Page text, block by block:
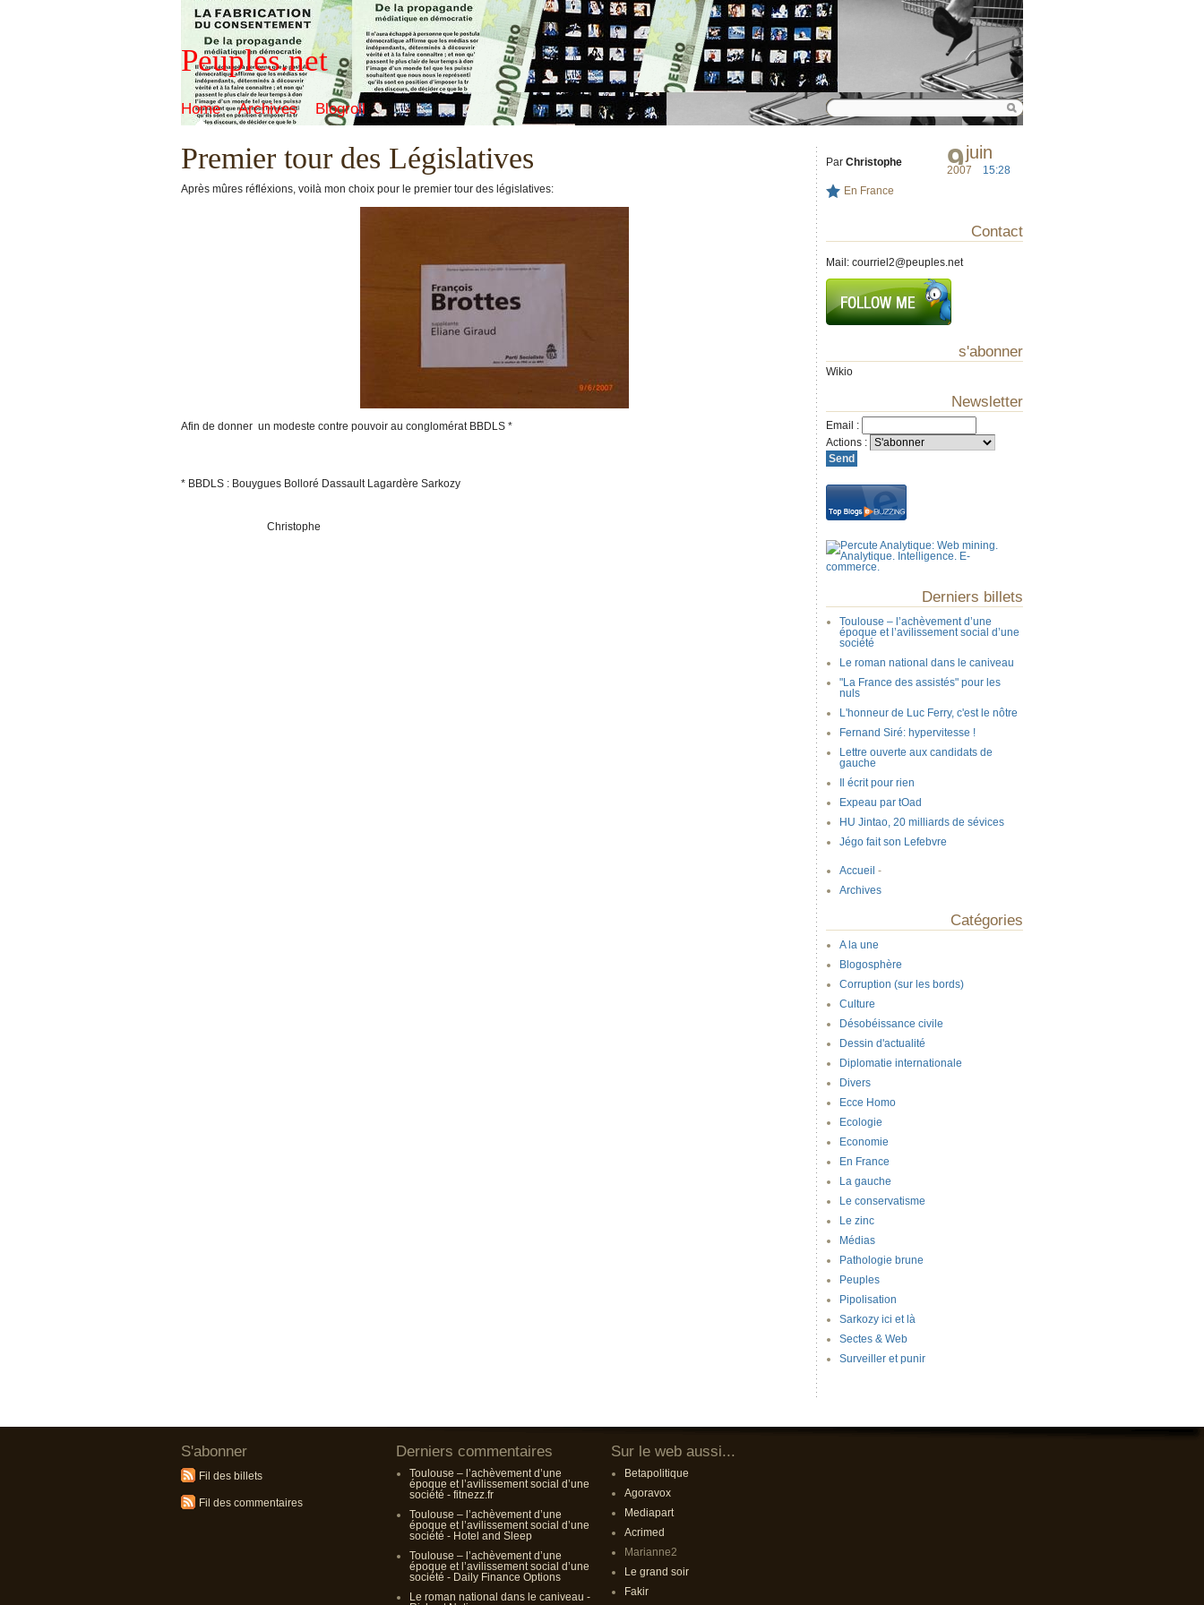
Peuples.net
Home Archives Blogroll
Premier tour des Législatives 9juin
2007 15:28
Par Christophe
En France
Après mûres réfléxions, voilà mon choix pour le premier tour des législatives:
Afin de donner un modeste contre pouvoir au conglomérat BBDLS *
* BBDLS : Bouygues Bolloré Dassault Lagardère Sarkozy
Christophe
Contact
Mail: courriel2@peuples.net
s'abonner
Wikio
Newsletter
Email :
Actions :
Derniers billets
Toulouse – l’achèvement d’une
époque et l’avilissement social d’une
société
Le roman national dans le caniveau
"La France des assistés" pour les
nuls
L'honneur de Luc Ferry, c'est le nôtre
Fernand Siré: hypervitesse !
Lettre ouverte aux candidats de
gauche
Il écrit pour rien
Expeau par tOad
HU Jintao, 20 milliards de sévices
Jégo fait son Lefebvre
Accueil -
Archives
Catégories
A la une
Blogosphère
Corruption (sur les bords)
Culture
Désobéissance civile
Dessin d'actualité
Diplomatie internationale
Divers
Ecce Homo
Ecologie
Economie
En France
La gauche
Le conservatisme
Le zinc
Médias
Pathologie brune
Peuples
Pipolisation
Sarkozy ici et là
Sectes & Web
Surveiller et punir
S'abonner
Fil des billets
Fil des commentaires
Derniers commentaires
Toulouse – l’achèvement d’une
époque et l’avilissement social d’une
société - fitnezz.fr
Toulouse – l’achèvement d’une
époque et l’avilissement social d’une
société - Hotel and Sleep
Toulouse – l’achèvement d’une
époque et l’avilissement social d’une
société - Daily Finance Options
Le roman national dans le caniveau -
Sur le web aussi...
Betapolitique
Agoravox
Mediapart
Acrimed
Marianne2
Le grand soir
Fakir